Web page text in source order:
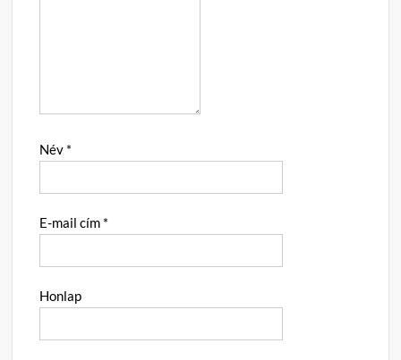
Név *
E-mail cím *
Honlap